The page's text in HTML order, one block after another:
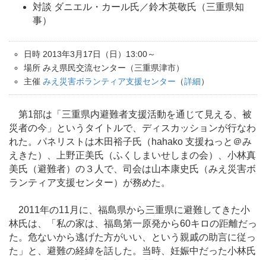
対談 ダニエル・カール氏／鈴木英敬氏（三重県知
事）
日時 2013年3月17日（日）13:00～
場所 みえ県民交流センター（三重県津市）
主催 みえ災害ボランティア支援センター （詳細）
第1部は「三重県内避難者支援活動を通じて見える、被
災者の今」というタイトルで、ディスカッションが行なわ
れた。パネリストは木田裕子氏（hahako 支援ねっと＠み
えきた）、上野正美氏（ふくしまいせしまの会）、小林真
美氏（避難者）の３人で、司会は山本康史氏（みえ災害ボ
ランティア支援センター）が務めた。
2011年の11月に、福島県から三重県に避難してきた小
林氏は、「私の家は、福島第一原発から60キロの距離だっ
た。危ないから逃げた方がいい、という親戚の助言に従っ
た」と、避難の経緯を話した。当時、妊娠中だった小林氏